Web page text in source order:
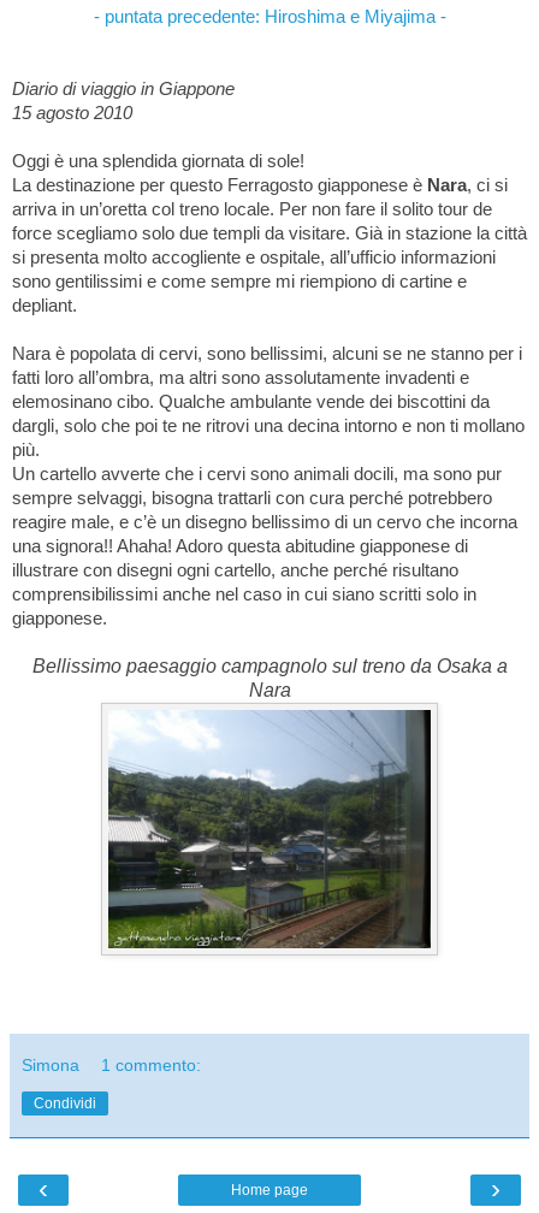
- puntata precedente: Hiroshima e Miyajima -
Diario di viaggio in Giappone
15 agosto 2010
Oggi è una splendida giornata di sole!
La destinazione per questo Ferragosto giapponese è Nara, ci si
arriva in un’oretta col treno locale. Per non fare il solito tour de
force scegliamo solo due templi da visitare. Già in stazione la città
si presenta molto accogliente e ospitale, all’ufficio informazioni
sono gentilissimi e come sempre mi riempiono di cartine e
depliant.
Nara è popolata di cervi, sono bellissimi, alcuni se ne stanno per i
fatti loro all’ombra, ma altri sono assolutamente invadenti e
elemosinano cibo. Qualche ambulante vende dei biscottini da
dargli, solo che poi te ne ritrovi una decina intorno e non ti mollano
più.
Un cartello avverte che i cervi sono animali docili, ma sono pur
sempre selvaggi, bisogna trattarli con cura perché potrebbero
reagire male, e c’è un disegno bellissimo di un cervo che incorna
una signora!! Ahaha! Adoro questa abitudine giapponese di
illustrare con disegni ogni cartello, anche perché risultano
comprensibilissimi anche nel caso in cui siano scritti solo in
giapponese.
Bellissimo paesaggio campagnolo sul treno da Osaka a
Nara
Simona 1 commento:
Condividi
‹ ›
Home page